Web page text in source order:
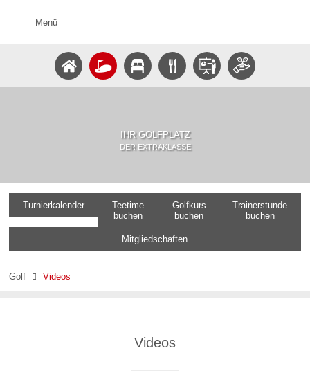
Menü
IHR GOLFPLATZ
DER EXTRAKLASSE
Turnierkalender
Teetime
buchen
Golfkurs
buchen
Trainerstunde
buchen
Mitgliedschaften
Golf  Videos
Videos